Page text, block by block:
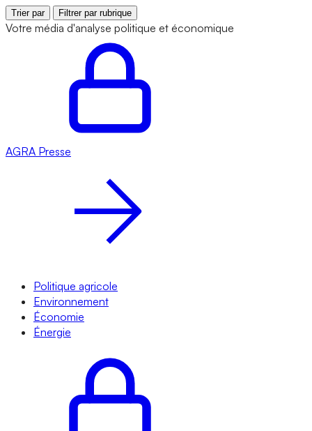
Trier par Filtrer par rubrique
Votre média d'analyse politique et économique
AGRA Presse
Politique agricole
Environnement
Économie
Énergie